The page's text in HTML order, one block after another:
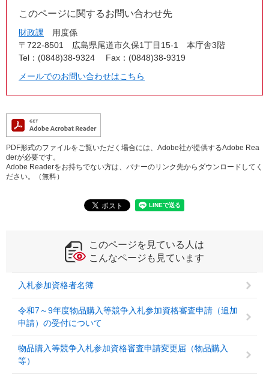
このページに関するお問い合わせ先
財政課
用度係
〒722-8501
広島県尾道市久保1丁目15-1 本庁舎3階
Tel：(0848)38-9324
Fax：(0848)38-9319
メールでのお問い合わせはこちら
PDF形式のファイルをご覧いただく場合には、Adobe社が提供するAdobe Rea
derが必要です。
Adobe Readerをお持ちでない方は、バナーのリンク先からダウンロードしてく
ださい。（無料）
このページを見ている人は
こんなページも見ています
入札参加資格者名簿
令和7～9年度物品購入等競争入札参加資格審査申請（追加
申請）の受付について
物品購入等競争入札参加資格審査申請変更届（物品購入
等）